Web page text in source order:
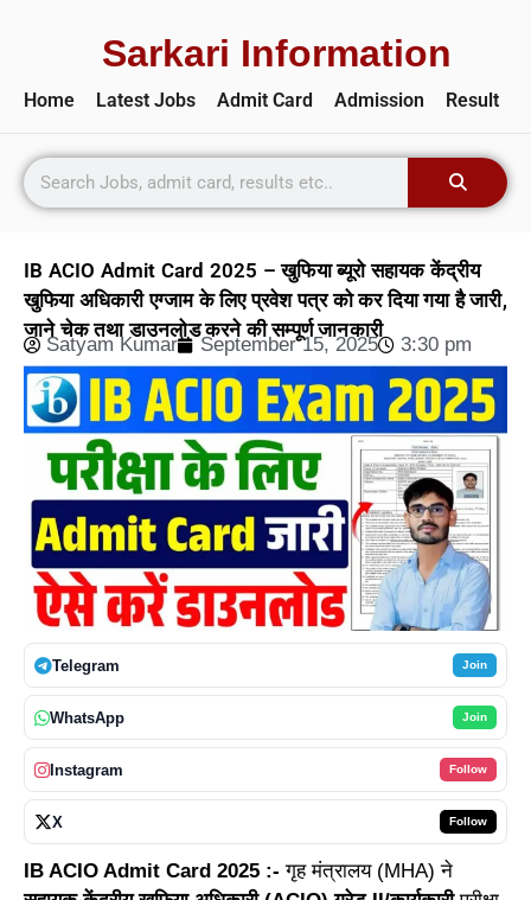
Sarkari Information
Home Latest Jobs Admit Card Admission Result
IB ACIO Admit Card 2025 – खुफिया ब्यूरो सहायक केंद्रीय
खुफिया अधिकारी एग्जाम के लिए प्रवेश पत्र को कर दिया गया है जारी,
जाने चेक तथा डाउनलोड करने की सम्पूर्ण जानकारी
Satyam Kumar September 15, 2025 3:30 pm
Telegram Join
WhatsApp Join
Instagram Follow
X Follow
IB ACIO Admit Card 2025 :- गृह मंत्रालय (MHA) ने